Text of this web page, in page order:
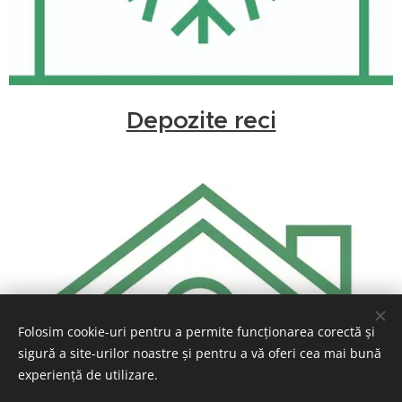
Depozite reci
Folosim cookie-uri pentru a permite funcționarea corectă și
sigură a site-urilor noastre și pentru a vă oferi cea mai bună
experiență de utilizare.